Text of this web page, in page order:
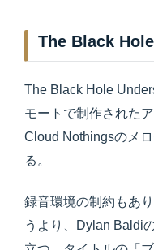
The Black
The Black Hole
モートで制作された
Cloud Nothingsのメ
る。
録音環境の制約もあ
うより、Dylan Baldi